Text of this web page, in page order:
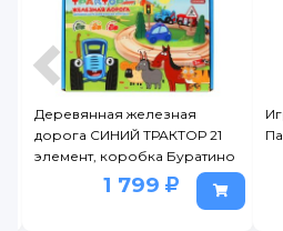
Игра Щепка Логика
Паровозик
499